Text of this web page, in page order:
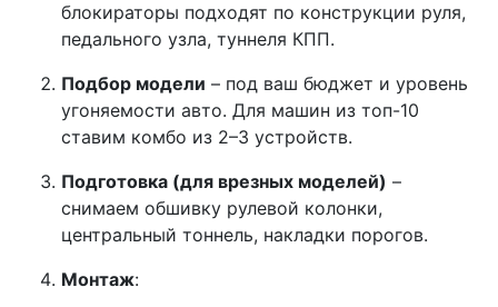
блокираторы подходят по конструкции руля,
педального узла, туннеля КПП.
Подбор модели – под ваш бюджет и уровень
угоняемости авто. Для машин из топ-10
ставим комбо из 2–3 устройств.
Подготовка (для врезных моделей) –
снимаем обшивку рулевой колонки,
центральный тоннель, накладки порогов.
Монтаж: